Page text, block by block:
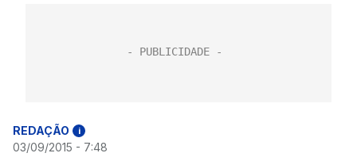
REDAÇÃO i
03/09/2015 - 7:48